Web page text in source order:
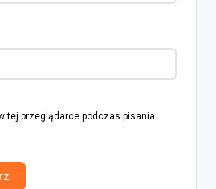
tej przeglądarce podczas pisania